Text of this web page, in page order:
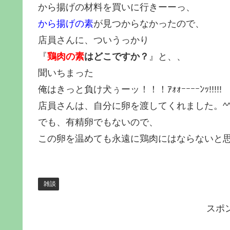
から揚げの材料を買いに行きーーっ、
から揚げの素が見つからなかったので、
店員さんに、ついうっかり
『鶏肉の素はどこですか？ 』と、、
聞いちまった
俺はきっと負け犬ぅーッ！！！ｱｫｫｰｰｰｰﾝｯ!!!!!
店員さんは、自分に卵を渡してくれました。^^
でも、有精卵でもないので、
この卵を温めても永遠に鶏肉にはならないと
雑談
スポ